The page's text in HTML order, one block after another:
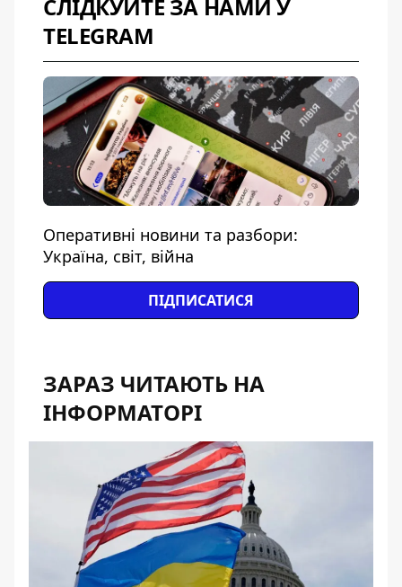
СЛІДКУЙТЕ ЗА НАМИ У
TELEGRAM
Оперативні новини та разбори:
Україна, світ, війна
ПІДПИСАТИСЯ
ЗАРАЗ ЧИТАЮТЬ НА
ІНФОРМАТОРІ